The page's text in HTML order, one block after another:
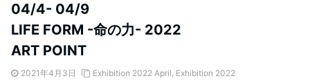
04/4- 04/9
LIFE FORM -命の力- 2022
ART POINT
2021年4月3日 Exhibition 2022 April, Exhibition 2022